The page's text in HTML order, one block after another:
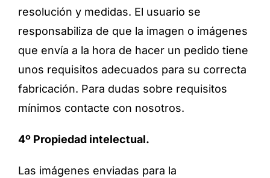
resolución y medidas. El usuario se
responsabiliza de que la imagen o imágenes
que envía a la hora de hacer un pedido tiene
unos requisitos adecuados para su correcta
fabricación. Para dudas sobre requisitos
mínimos contacte con nosotros.
4º Propiedad intelectual.
Las imágenes enviadas para la